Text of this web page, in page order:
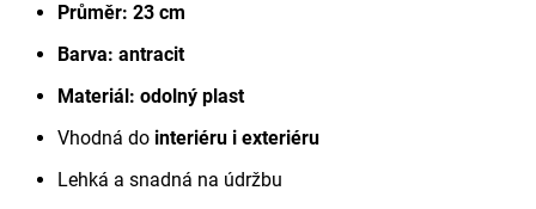
Průměr: 23 cm
Barva: antracit
Materiál: odolný plast
Vhodná do interiéru i exteriéru
Lehká a snadná na údržbu